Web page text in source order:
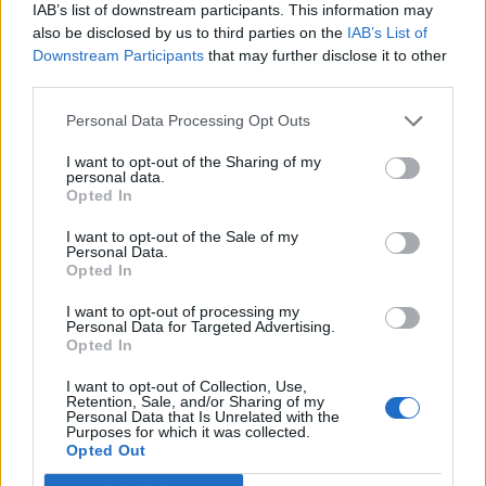
IAB’s list of downstream participants. This information may
also be disclosed by us to third parties on the IAB’s List of
Downstream Participants that may further disclose it to other
Personal Data Processing Opt Outs
I want to opt-out of the Sharing of my
personal data.
Opted In
I want to opt-out of the Sale of my
Personal Data.
Opted In
I want to opt-out of processing my
Personal Data for Targeted Advertising.
Opted In
I want to opt-out of Collection, Use,
Retention, Sale, and/or Sharing of my
Personal Data that Is Unrelated with the
Purposes for which it was collected.
Opted Out
Komentáře
hřiště
Předchozí článek
Příbramské volejbalistky U14
Skanzen Vysoký Chlumec ožije